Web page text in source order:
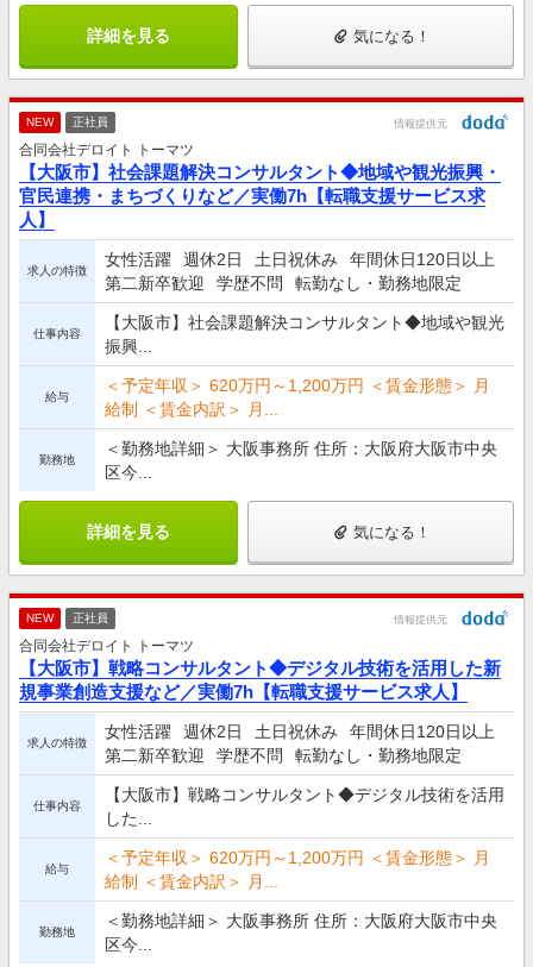
詳細を見る 気になる！
NEW 正社員 情報提供元
合同会社デロイト トーマツ
【大阪市】社会課題解決コンサルタント◆地域や観光振興・
官民連携・まちづくりなど／実働7h【転職支援サービス求
人】
求人の特徴
女性活躍 週休2日 土日祝休み
年間休日120日以上
第二新卒歓迎
学歴不問 転勤なし・勤務地限定
仕事内容
【大阪市】社会課題解決コンサルタント◆地域や観光
振興...
給与
＜予定年収＞ 620万円～1,200万円 ＜賃金形態＞ 月
給制 ＜賃金内訳＞ 月...
勤務地
＜勤務地詳細＞ 大阪事務所 住所：大阪府大阪市中央
区今...
詳細を見る 気になる！
NEW 正社員 情報提供元
合同会社デロイト トーマツ
【大阪市】戦略コンサルタント◆デジタル技術を活用した新
規事業創造支援など／実働7h【転職支援サービス求人】
求人の特徴
女性活躍 週休2日 土日祝休み
年間休日120日以上
第二新卒歓迎
学歴不問 転勤なし・勤務地限定
仕事内容
【大阪市】戦略コンサルタント◆デジタル技術を活用
した...
給与
＜予定年収＞ 620万円～1,200万円 ＜賃金形態＞ 月
給制 ＜賃金内訳＞ 月...
勤務地
＜勤務地詳細＞ 大阪事務所 住所：大阪府大阪市中央
区今...